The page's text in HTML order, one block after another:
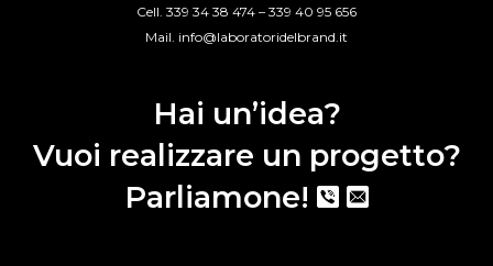
Cell. 339 34 38 474 – 339 40 95 656
Mail. info@laboratoridelbrand.it
Hai un’idea?
Vuoi realizzare un progetto?
Parliamone!